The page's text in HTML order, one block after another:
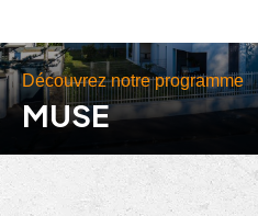
Découvrez notre programme
MUSE